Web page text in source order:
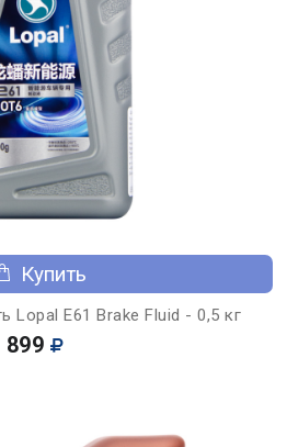
Купить
Lopal E61 Brake Fluid - 0,5 кг
899